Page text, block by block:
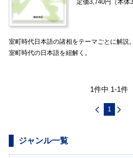
定価3,740円（本体
室町時代日本語の諸相をテーマごとに解説
室町時代の日本語を紐解く。
1件中 1-1件
1
ジャンル一覧